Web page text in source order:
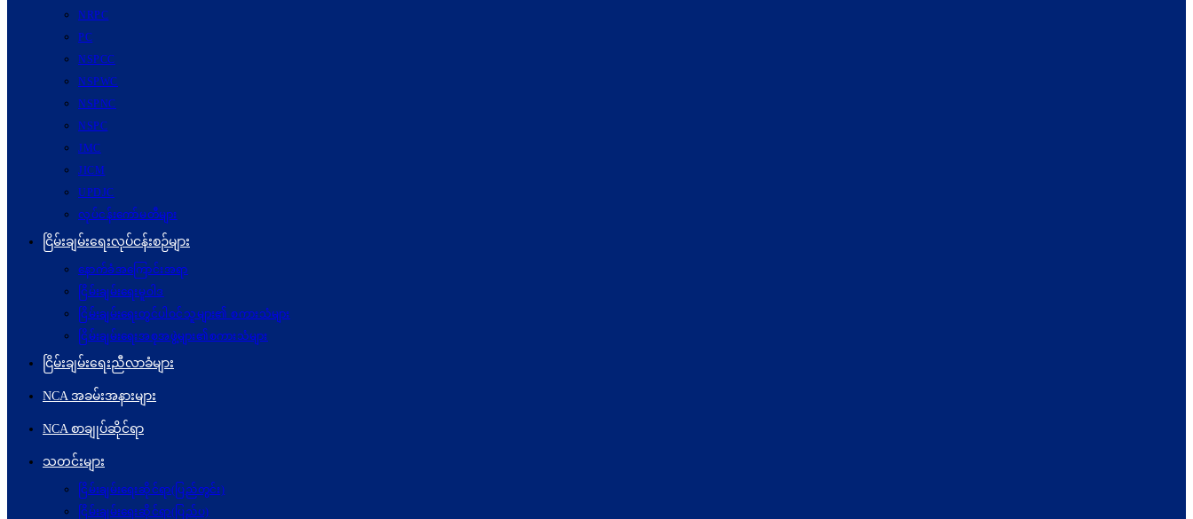
NRPC
PC
NSPCC
NSPWC
NSPNC
NSPC
JMC
JICM
UPDJC
လုပ်ငန်းကော်မတီများ
ငြိမ်းချမ်းရေးလုပ်ငန်းစဉ်များ
နောက်ခံအကြောင်းအရာ
ငြိမ်းချမ်းရေးမူဝါဒ
ငြိမ်းချမ်းရေးတွင်ပါဝင်သူများ၏ စကားသံများ
ငြိမ်းချမ်းရေးအစုအဖွဲ့များ၏စကားသံများ
ငြိမ်းချမ်းရေးညီလာခံများ
NCA အခမ်းအနားများ
NCA စာချုပ်ဆိုင်ရာ
သတင်းများ
ငြိမ်းချမ်းရေးဆိုင်ရာ(ပြည်တွင်း)
ငြိမ်းချမ်းရေးဆိုင်ရာ(ပြည်ပ)